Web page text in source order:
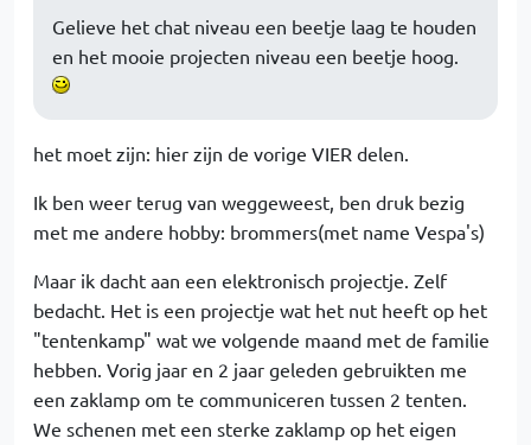
Gelieve het chat niveau een beetje laag te houden
en het mooie projecten niveau een beetje hoog.
het moet zijn: hier zijn de vorige VIER delen.
Ik ben weer terug van weggeweest, ben druk bezig
met me andere hobby: brommers(met name Vespa's)
Maar ik dacht aan een elektronisch projectje. Zelf
bedacht. Het is een projectje wat het nut heeft op het
"tentenkamp" wat we volgende maand met de familie
hebben. Vorig jaar en 2 jaar geleden gebruikten me
een zaklamp om te communiceren tussen 2 tenten.
We schenen met een sterke zaklamp op het eigen